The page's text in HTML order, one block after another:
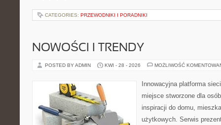
CATEGORIES: PRZEWODNIKI I PORADNIKI
NOWOŚCI I TRENDY
POSTED BY ADMIN KWI - 28 - 2026 MOŻLIWOŚĆ
Innowacyjna platforma
miejsce stworzone dla
inspiracji do domu,
użytkowych. Serwis